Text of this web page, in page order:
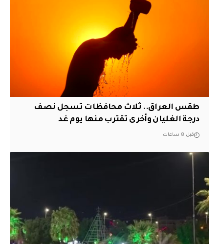
طقس العراق.. ثلاث محافظات تسجل نصف
درجة الغليان وأخرى تقترب منها يوم غد
قبل 8 ساعات